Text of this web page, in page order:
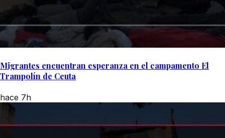
Migrantes encuentran esperanza en el campamento El
Trampolín de Ceuta
hace 7h